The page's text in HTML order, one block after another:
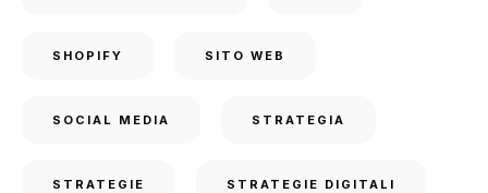
SHOPIFY SITO WEB
SOCIAL MEDIA STRATEGIA
STRATEGIE STRATEGIE DIGITALI